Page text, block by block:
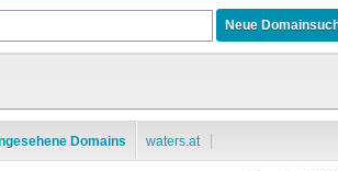
Domains waters.at